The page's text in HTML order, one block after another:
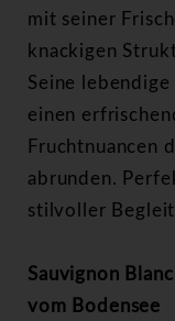
mit seiner
knackigen
Seine
einen
Fruchtnuancen
abrunden.
stilvoller
Sauvignon
vom Bodensee